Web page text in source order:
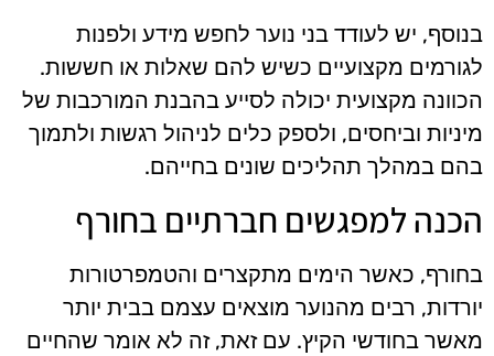
בנוסף, יש לעודד בני נוער לחפש מידע ולפנות
לגורמים מקצועיים כשיש להם שאלות או חששות.
הכוונה מקצועית יכולה לסייע בהבנת המורכבות של
מיניות וביחסים, ולספק כלים לניהול רגשות ולתמוך
בהם במהלך תהליכים שונים בחייהם.
הכנה למפגשים חברתיים בחורף
בחורף, כאשר הימים מתקצרים והטמפרטורות
יורדות, רבים מהנוער מוצאים עצמם בבית יותר
מאשר בחודשי הקיץ. עם זאת, זה לא אומר שהחיים